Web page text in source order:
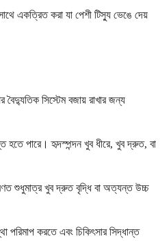
একত্রিত করা যা পেশী টিস্যু ভেঙে দেয়
সিস্টেম বজায় রাখার জন্য
হতে পারে। হৃদস্পন্দন খুব ধীরে, খুব দ্রুত, বা
শুধুমাত্র খুব দ্রুত বৃদ্ধি বা অত্যন্ত উচ্চ
পরিমাপ করতে এবং চিকিৎসার সিদ্ধান্ত